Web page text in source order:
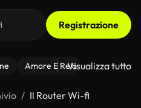
Registrazione
Amore E Relazioni Il
Visualizza tutto
Il Router Wi-fi